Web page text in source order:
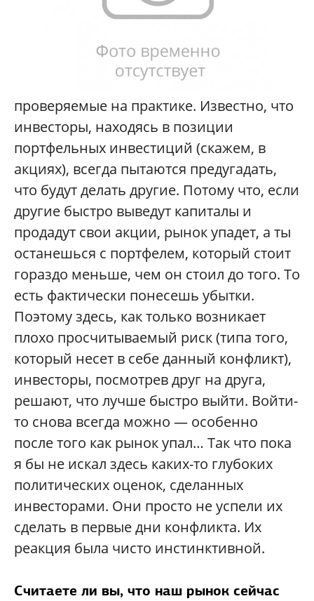
проверяемые на практике. Известно, что
инвесторы, находясь в позиции
портфельных инвестиций (скажем, в
акциях), всегда пытаются предугадать,
что будут делать другие. Потому что, если
другие быстро выведут капиталы и
продадут свои акции, рынок упадет, а ты
останешься с портфелем, который стоит
гораздо меньше, чем он стоил до того. То
есть фактически понесешь убытки.
Поэтому здесь, как только возникает
плохо просчитываемый риск (типа того,
который несет в себе данный конфликт),
инвесторы, посмотрев друг на друга,
решают, что лучше быстро выйти. Войти-
то снова всегда можно — особенно
после того как рынок упал… Так что пока
я бы не искал здесь каких-то глубоких
политических оценок, сделанных
инвесторами. Они просто не успели их
сделать в первые дни конфликта. Их
реакция была чисто инстинктивной.
Считаете ли вы, что наш рынок сейчас